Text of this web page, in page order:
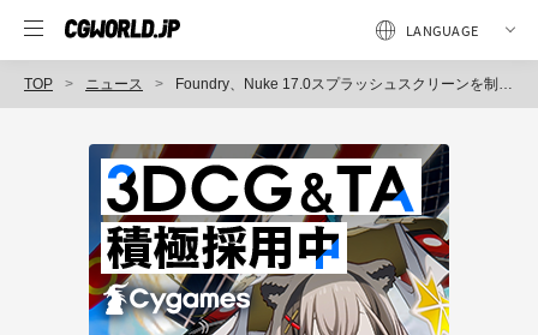
TOP ニュース Foundry、Nuke 17.0スプラッシュスクリーンを制作した学生アーティストのインタビューを公開